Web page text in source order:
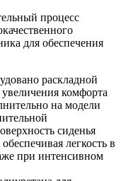
процесс
для обеспечения
раскладной
комфорта
на модели
сиденья
легкость в
при интенсивном